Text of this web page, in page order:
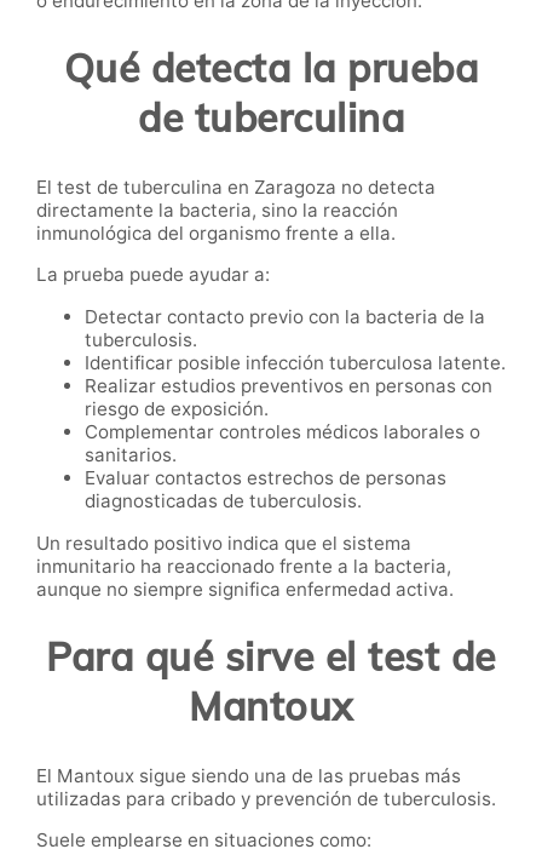
Qué detecta la prueba
de tuberculina
El test de tuberculina en Zaragoza no detecta
directamente la bacteria, sino la reacción
inmunológica del organismo frente a ella.
La prueba puede ayudar a:
Detectar contacto previo con la bacteria de la
tuberculosis.
Identificar posible infección tuberculosa latente.
Realizar estudios preventivos en personas con
riesgo de exposición.
Complementar controles médicos laborales o
sanitarios.
Evaluar contactos estrechos de personas
diagnosticadas de tuberculosis.
Un resultado positivo indica que el sistema
inmunitario ha reaccionado frente a la bacteria,
aunque no siempre significa enfermedad activa.
Para qué sirve el test de
Mantoux
El Mantoux sigue siendo una de las pruebas más
utilizadas para cribado y prevención de tuberculosis.
Suele emplearse en situaciones como: